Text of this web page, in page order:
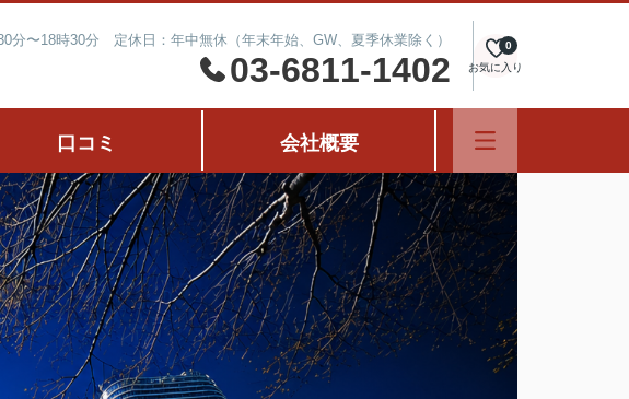
分〜18時30分 定休日：年中無休（年末年始、GW、夏季休業除く）
03-6811-1402 お気に入り
0
口コミ 会社概要